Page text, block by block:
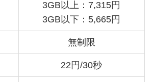
3GB以上：7,315円
3GB以下：5,665円
無制限
22円/30秒